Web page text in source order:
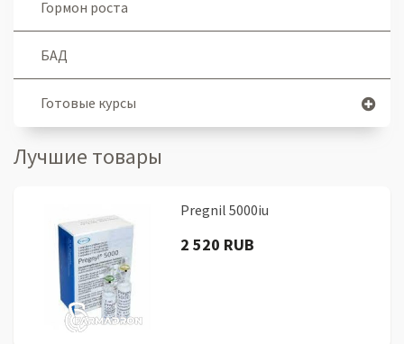
Гормон роста
БАД
Готовые курсы
Лучшие товары
Pregnil 5000iu
2 520 RUB